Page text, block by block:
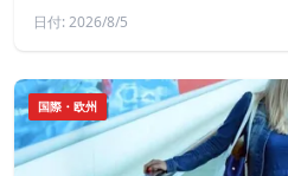
日付: 2026/8/5
国際・欧州